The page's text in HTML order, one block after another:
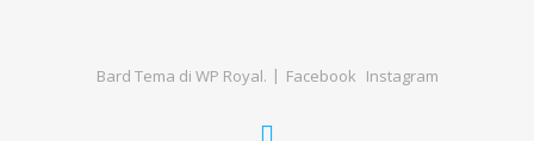
Bard Tema di WP Royal. Facebook Instagram